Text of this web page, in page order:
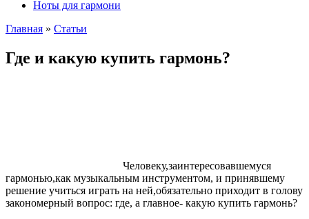
Ноты для гармони
Главная » Cтатьи
Где и какую купить гармонь?
Человеку,заинтересовавшемуся
гармонью,как музыкальным инструментом, и принявшему
решение учиться играть на ней,обязательно приходит в голову
закономерный вопрос: где, а главное- какую купить гармонь?